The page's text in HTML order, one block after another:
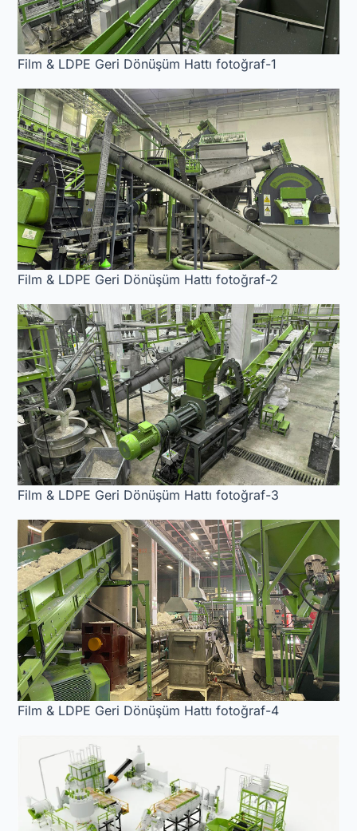
Film & LDPE Geri Dönüşüm Hattı fotoğraf-1
Film & LDPE Geri Dönüşüm Hattı fotoğraf-2
Film & LDPE Geri Dönüşüm Hattı fotoğraf-3
Film & LDPE Geri Dönüşüm Hattı fotoğraf-4